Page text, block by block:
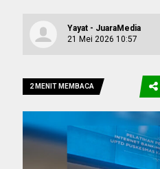
Yayat - JuaraMedia
21 Mei 2026 10:57
2 MENIT MEMBACA